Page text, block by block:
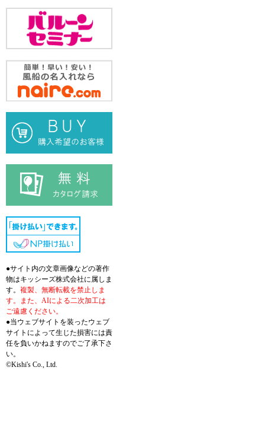
●サイト内の文章画像などの著作
物はキッシーズ株式会社に属しま
す。 複製、無断転載を禁止しま
す。また、AIによる二次加工は
ご遠慮ください。
●当ウェブサイトを装ったウェブ
サイトによって生じた損害には責
任を負いかねますのでご了承下さ
い。
©Kishi's Co., Ltd.